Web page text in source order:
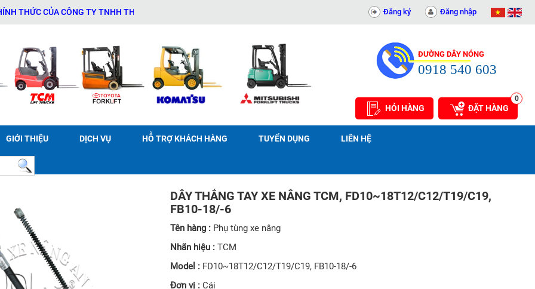
CỦA CÔNG TY TNHH THƯƠNG MẠI DỊCH VỤ THIẾT BỊ KỸ THUẬT AN PHÁT - 0311414081 Đăng ký Đăng nhập
ĐƯỜNG DÂY NÓNG
0918 540 603
HỎI HÀNG ĐẶT HÀNG
0
GIỚI THIỆU DỊCH VỤ HỖ TRỢ KHÁCH HÀNG TUYỂN DỤNG LIÊN HỆ
DÂY THẮNG TAY XE NÂNG TCM, FD10~18T12/C12/T19/C19,
FB10-18/-6
Tên hàng : Phụ tùng xe nâng
Nhãn hiệu : TCM
Model : FD10~18T12/C12/T19/C19, FB10-18/-6
Đơn vị : Cái